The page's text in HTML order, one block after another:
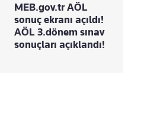
MEB.gov.tr AÖL
sonuç ekranı açıldı!
AÖL 3.dönem sınav
sonuçları açıklandı!